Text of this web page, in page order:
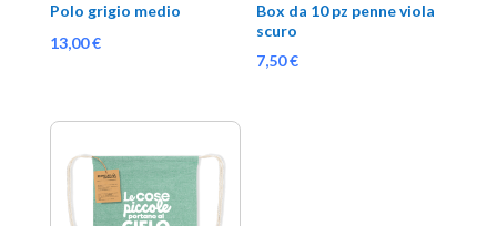
Polo grigio medio
13,00€
Box da 10 pz penne viola
scuro
7,50€